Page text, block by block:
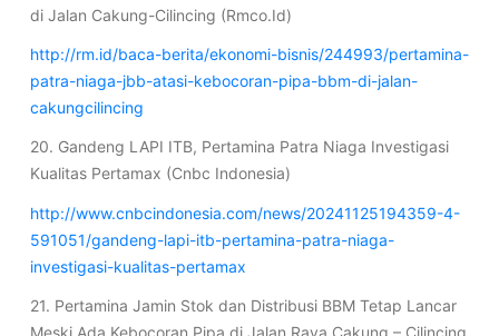
di Jalan Cakung-Cilincing (Rmco.Id)
http://rm.id/baca-berita/ekonomi-bisnis/244993/pertamina-
patra-niaga-jbb-atasi-kebocoran-pipa-bbm-di-jalan-
cakungcilincing
20. Gandeng LAPI ITB, Pertamina Patra Niaga Investigasi
Kualitas Pertamax (Cnbc Indonesia)
http://www.cnbcindonesia.com/news/20241125194359-4-
591051/gandeng-lapi-itb-pertamina-patra-niaga-
investigasi-kualitas-pertamax
21. Pertamina Jamin Stok dan Distribusi BBM Tetap Lancar
Meski Ada Kebocoran Pipa di Jalan Raya Cakung – Cilincing